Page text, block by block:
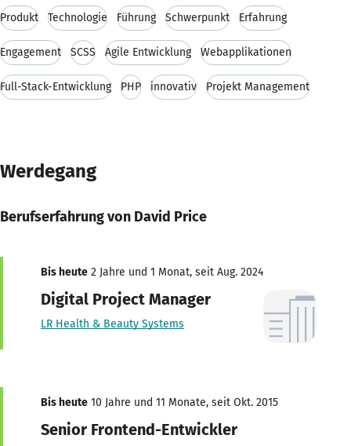
Produkt Technologie Führung Schwerpunkt Erfahrung
Engagement SCSS Agile Entwicklung Webapplikationen
Full-Stack-Entwicklung PHP innovativ Projekt Management
Werdegang
Berufserfahrung von David Price
Bis heute 2 Jahre und 1 Monat, seit Aug. 2024
Digital Project Manager
LR Health & Beauty Systems
Bis heute 10 Jahre und 11 Monate, seit Okt. 2015
Senior Frontend-Entwickler